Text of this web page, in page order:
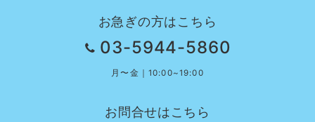
お急ぎの方はこちら
03-5944-5860
月〜金｜10:00~19:00
お問合せはこちら